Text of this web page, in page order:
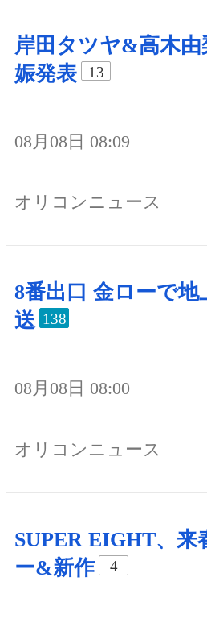
岸田タツヤ&高木由
娠発表
13
08月08日 08:09
オリコンニュース
8番出口 金ローで地
送 138
08月08日 08:00
オリコンニュース
SUPER EIGHT、来
ー&新作
4